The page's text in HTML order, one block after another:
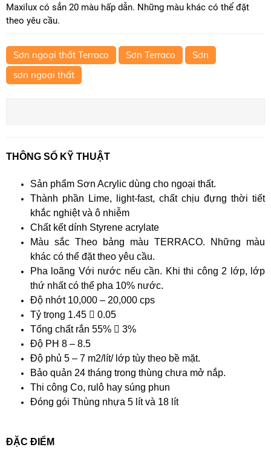
Maxilux có sẳn 20 màu hấp dẫn. Những màu khác có thể đặt
theo yêu cầu.
Sơn ngoại thất Terraco Sơn Terraco
Sơn
sơn ngoại thất
THÔNG SỐ KỸ THUẬT
Sản phẩm Sơn Acrylic dùng cho ngoại thất.
Thành phần Lime, light-fast, chất chịu đựng thời tiết
khắc nghiệt và ô nhiễm
Chất kết dính Styrene acrylate
Màu sắc Theo bảng màu TERRACO. Những màu
khác có thể đặt theo yêu cầu.
Pha loãng Với nước nếu cần. Khi thi công 2 lớp, lớp
thứ nhất có thể pha 10% nước.
Độ nhớt 10,000 – 20,000 cps
Tỷ trọng 1.45  0.05
Tổng chất rắn 55%  3%
Độ PH 8 – 8.5
Độ phủ 5 – 7 m2/lít/ lớp tùy theo bề mặt.
Bảo quản 24 tháng trong thùng chưa mở nắp.
Thi công Co, rulô hay súng phun
Đóng gói Thùng nhựa 5 lít và 18 lít
ĐẶC ĐIỂM